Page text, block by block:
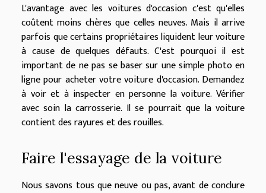
L'avantage avec les voitures d'occasion c'est qu'elles
coûtent moins chères que celles neuves. Mais il arrive
parfois que certains propriétaires liquident leur voiture
à cause de quelques défauts. C'est pourquoi il est
important de ne pas se baser sur une simple photo en
ligne pour acheter votre voiture d'occasion. Demandez
à voir et à inspecter en personne la voiture. Vérifier
avec soin la carrosserie. Il se pourrait que la voiture
contient des rayures et des rouilles.
Faire l'essayage de la voiture
Nous savons tous que neuve ou pas, avant de conclure